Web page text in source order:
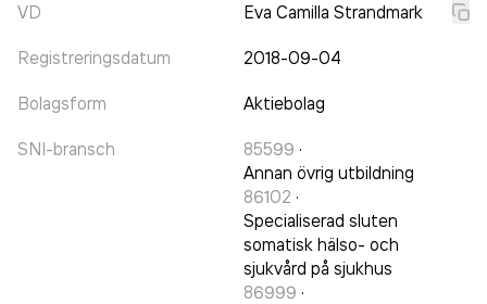
VD Eva Camilla Strandmark
Registreringsdatum 2018-09-04
Bolagsform Aktiebolag
SNI-bransch 85599 ·
Annan övrig utbildning
86102 ·
Specialiserad sluten
somatisk hälso- och
sjukvård på sjukhus
86999 ·